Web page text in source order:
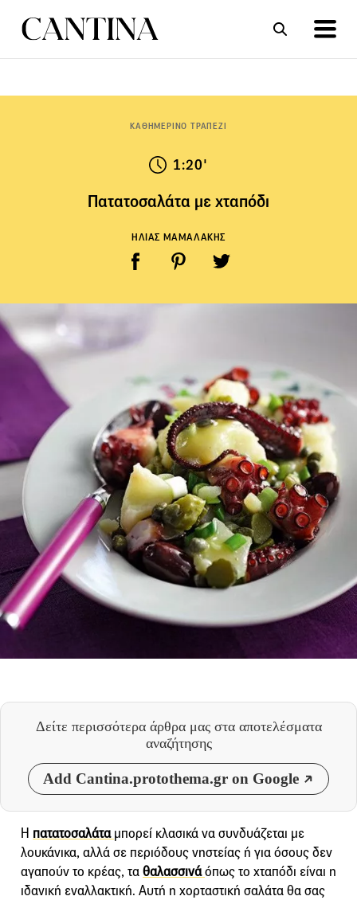
ΚΑΘΗΜΕΡΙΝΟ ΤΡΑΠΕΖΙ
1:20'
Πατατοσαλάτα με χταπόδι
ΗΛΙΑΣ ΜΑΜΑΛΑΚΗΣ
Δείτε περισσότερα άρθρα μας στα αποτελέσματα
αναζήτησης
Add Cantina.protothema.gr on Google
Η πατατοσαλάταμπορεί κλασικά να συνδυάζεται με
λουκάνικα, αλλά σε περιόδους νηστείας ή για όσους δεν
αγαπούν το κρέας, ταθαλασσινάόπως το χταπόδι είναι η
ιδανική εναλλακτική. Αυτή η χορταστική σαλάτα θα σας